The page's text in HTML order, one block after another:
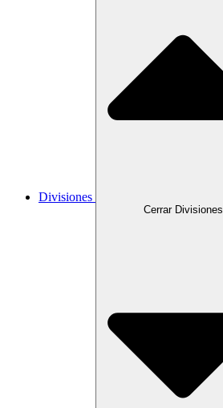
Divisiones
Cerrar Divisiones